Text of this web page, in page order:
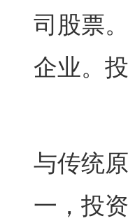
司股票
企业。
与传统
一，投